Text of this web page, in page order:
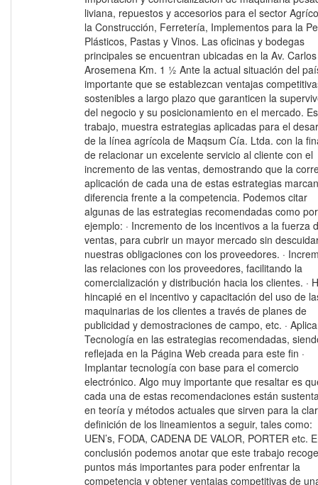
liviana, repuestos y accesorios para el sector
la Construcción, Ferretería, Implementos para la
Plásticos, Pastas y Vinos. Las oficinas y bodegas
principales se encuentran ubicadas en la Av.
Arosemena Km. 1 ½ Ante la actual situación del
importante que se establezcan ventajas
sostenibles a largo plazo que garanticen la
del negocio y su posicionamiento en el mercado.
trabajo, muestra estrategias aplicadas para el
de la línea agrícola de Maqsum Cía. Ltda. con la
de relacionar un excelente servicio al cliente con el
incremento de las ventas, demostrando que la
aplicación de cada una de estas estrategias
diferencia frente a la competencia. Podemos citar
algunas de las estrategias recomendadas como por
ejemplo: · Incremento de los incentivos a la fuerza
ventas, para cubrir un mayor mercado sin
nuestras obligaciones con los proveedores. ·
las relaciones con los proveedores, facilitando la
comercialización y distribución hacia los clientes. ·
hincapié en el incentivo y capacitación del uso de
maquinarias de los clientes a través de planes de
publicidad y demostraciones de campo, etc. ·
Tecnología en las estrategias recomendadas,
reflejada en la Página Web creada para este fin ·
Implantar tecnología con base para el comercio
electrónico. Algo muy importante que resaltar es
cada una de estas recomendaciones están
en teoría y métodos actuales que sirven para la
definición de los lineamientos a seguir, tales como:
UEN’s, FODA, CADENA DE VALOR, PORTER etc.
conclusión podemos anotar que este trabajo
puntos más importantes para poder enfrentar la
competencia y obtener ventajas competitivas de